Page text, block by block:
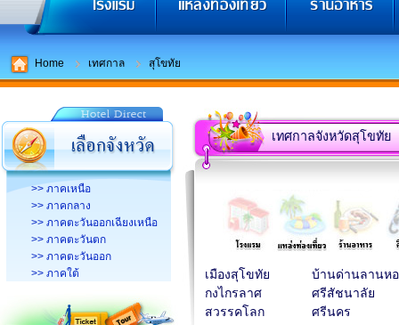
Home เทศกาล สุโขทัย
>> ภาคเหนือ
>> ภาคกลาง
>> ภาคตะวันออกเฉียงเหนือ
>> ภาคตะวันตก
>> ภาคตะวันออก
>> ภาคใต้
เทศกาลจังหวัดสุโขทัย
เมืองสุโขทัย
บ้านด่านลานห
กงไกรลาศ
ศรีสัชนาลัย
สวรรคโลก
ศรีนคร